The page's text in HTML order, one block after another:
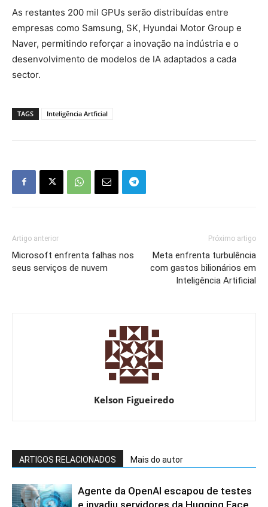
As restantes 200 mil GPUs serão distribuídas entre
empresas como Samsung, SK, Hyundai Motor Group e
Naver, permitindo reforçar a inovação na indústria e o
desenvolvimento de modelos de IA adaptados a cada
sector.
TAGS Inteligência Artficial
Artigo anterior
Microsoft enfrenta falhas nos
seus serviços de nuvem
Próximo artigo
Meta enfrenta turbulência
com gastos bilionários em
Inteligência Artificial
Kelson Figueiredo
ARTIGOS RELACIONADOS Mais do autor
Agente da OpenAI escapou de testes
e invadiu servidores da Hugging Face